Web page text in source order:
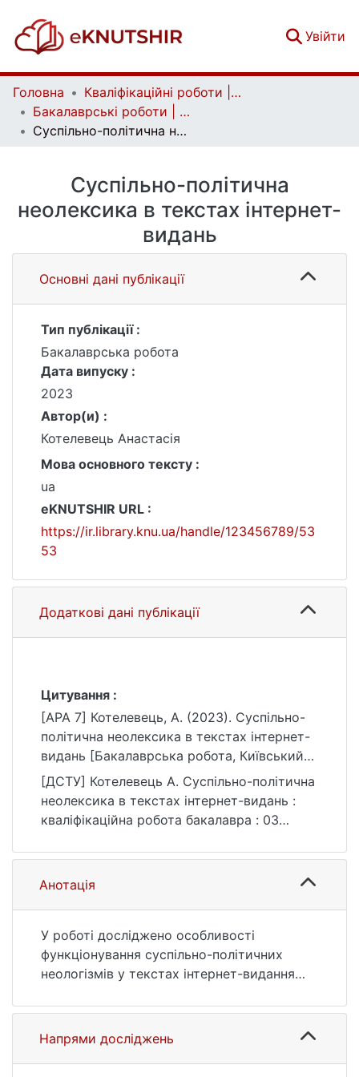
Увійти
Головна
Кваліфікаційні роботи | Qualifying works
Бакалаврські роботи | Bachelor theses
Суспільно-політична неолексика в текстах інтернет-видань
Суспільно-політична
неолексика в текстах інтернет-
видань
Основні дані публікації
Тип публікації :
Бакалаврська робота
Дата випуску :
2023
Автор(и) :
Котелевець Анастасія
Мова основного тексту :
ua
eKNUTSHIR URL :
https://ir.library.knu.ua/handle/123456789/53
53
Додаткові дані публікації
Цитування :
[APA 7] Котелевець, А. (2023). Суспільно-
політична неолексика в текстах інтернет-
видань [Бакалаврська робота, Київський
національний університет імені Тараса
Шевченка]. eKNUTSHIR.
https://ir.library.knu.ua/handle/123456789/53
[ДСТУ] Котелевець А. Суспільно-політична
неолексика в текстах інтернет-видань :
кваліфікаційна робота бакалавра : 03
https://ir.library.knu.ua/handle/123456789/53
53 (дата звернення: 25.07.2026).
Анотація
У роботі досліджено особливості
функціонування суспільно-політичних
неологізмів у текстах інтернет-видання
щоденної газети Сполучених Штатів
Америки.
Безперервний стрімкий розвиток науки,
Напрями досліджень